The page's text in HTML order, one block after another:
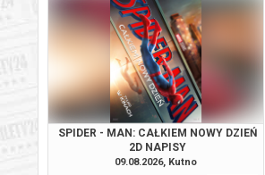
SPIDER - MAN: CAŁKIEM NOWY DZIEŃ
2D NAPISY
09.08.2026, Kutno